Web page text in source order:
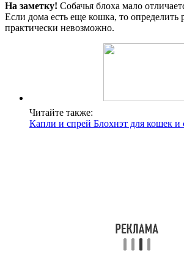
На заметку! Собачья блоха мало
Если дома есть еще кошка, то определить
практически невозможно.
Читайте также:
Капли и спрей Блохнэт для кошек и